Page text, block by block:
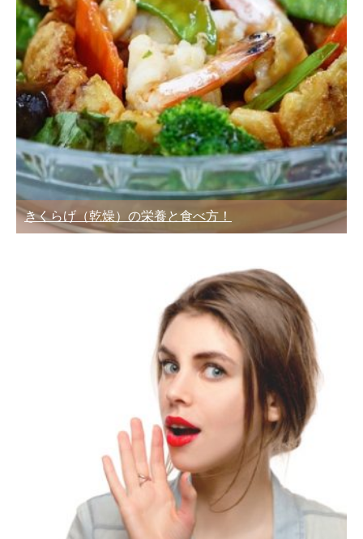
きくらげ（乾燥）の栄養と食べ方！